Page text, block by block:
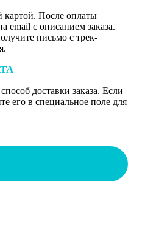
картой. После оплаты
email с описанием заказа.
письмо с трек-
доставки заказа. Если
его в специальное поле для